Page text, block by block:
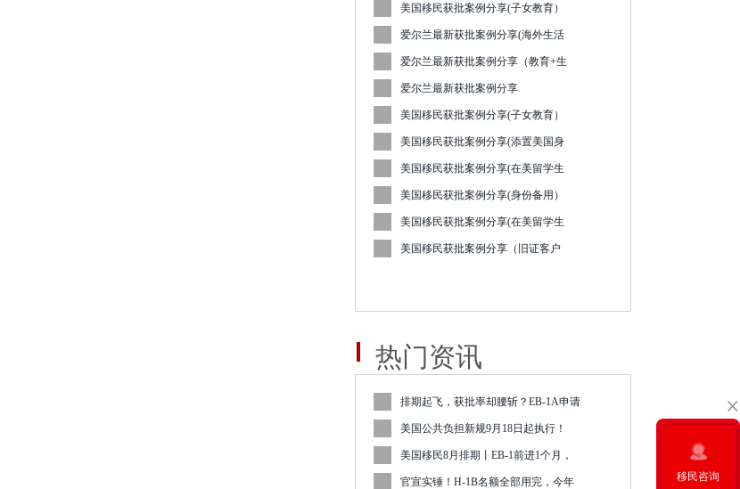
美国移民获批案例分享(子女教育）
爱尔兰最新获批案例分享(海外生活
爱尔兰最新获批案例分享（教育+生
爱尔兰最新获批案例分享
美国移民获批案例分享(子女教育）
美国移民获批案例分享(添置美国身
美国移民获批案例分享(在美留学生
美国移民获批案例分享(身份备用）
美国移民获批案例分享(在美留学生
美国移民获批案例分享（旧证客户
热门资讯
排期起飞，获批率却腰斩？EB-1A申请
美国公共负担新规9月18日起执行！
美国移民8月排期丨EB-1前进1个月，
官宣实锤！H-1B名额全部用完，今年 移民咨询